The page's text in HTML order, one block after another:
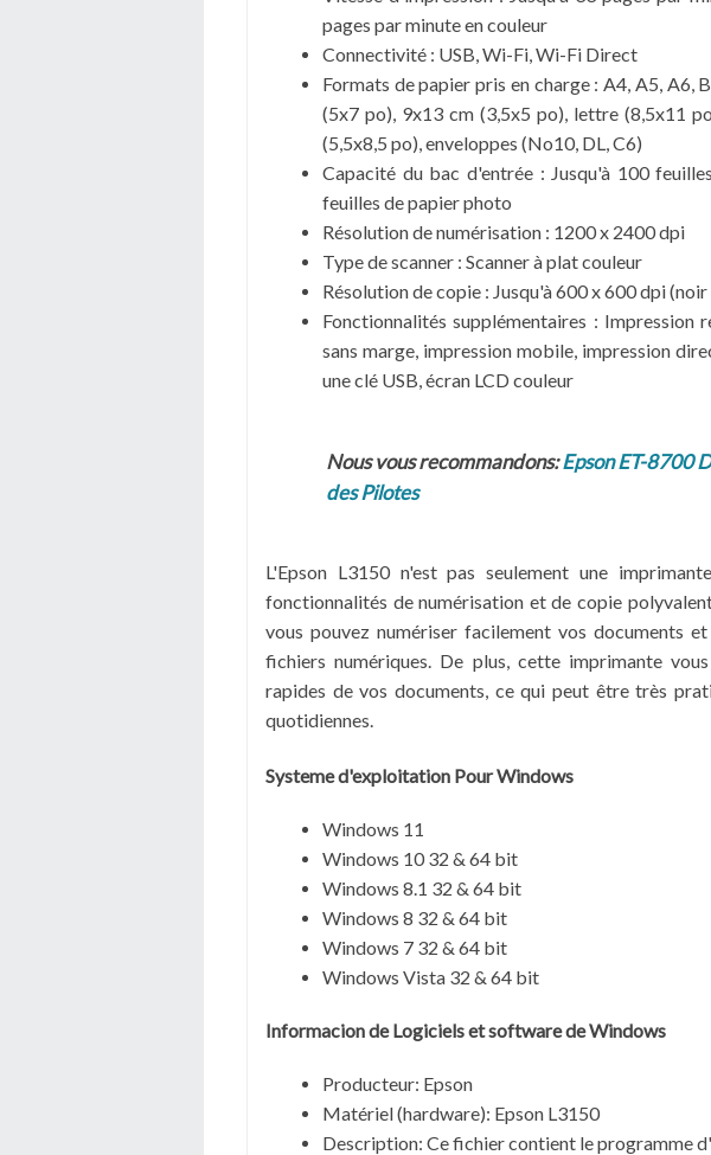
pages par minute en couleur
Connectivité : USB, Wi-Fi, Wi-Fi Direct
Formats de papier pris en charge : A4, A5, A6,
(5x7 po), 9x13 cm (3,5x5 po), lettre (8,5x11
(5,5x8,5 po), enveloppes (No10, DL, C6)
Capacité du bac d'entrée : Jusqu'à 100
feuilles de papier photo
Résolution de numérisation : 1200 x 2400 dpi
Type de scanner : Scanner à plat couleur
Résolution de copie : Jusqu'à 600 x 600 dpi
Fonctionnalités supplémentaires : Impression
sans marge, impression mobile, impression
une clé USB, écran LCD couleur
Nous vous recommandons:Epson ET-8700
des Pilotes
L'Epson L3150 n'est pas seulement une
fonctionnalités de numérisation et de copie
vous pouvez numériser facilement vos documents
fichiers numériques. De plus, cette imprimante
rapides de vos documents, ce qui peut être très
quotidiennes.
Systeme d'exploitation Pour Windows
Windows 11
Windows 10 32 & 64 bit
Windows 8.1 32 & 64 bit
Windows 8 32 & 64 bit
Windows 7 32 & 64 bit
Windows Vista 32 & 64 bit
Informacion de Logiciels et software de Windows
Producteur: Epson
Matériel (hardware): Epson L3150
Description: Ce fichier contient le programme